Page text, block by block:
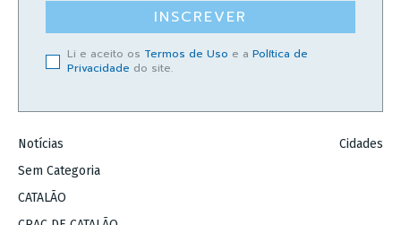
INSCREVER
Li e aceito os Termos de Uso e a Política de
Privacidade do site.
Notícias
Sem Categoria
CATALÃO
Cidades